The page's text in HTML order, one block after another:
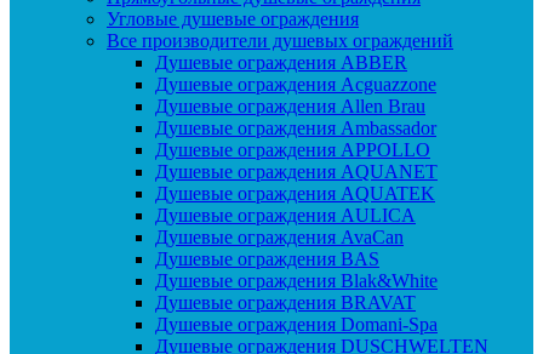
Угловые душевые ограждения
Все производители душевых ограждений
Душевые ограждения ABBER
Душевые ограждения Acguazzone
Душевые ограждения Allen Brau
Душевые ограждения Ambassador
Душевые ограждения APPOLLO
Душевые ограждения AQUANET
Душевые ограждения AQUATEK
Душевые ограждения AULICA
Душевые ограждения AvaCan
Душевые ограждения BAS
Душевые ограждения Blak&White
Душевые ограждения BRAVAT
Душевые ограждения Domani-Spa
Душевые ограждения DUSCHWELTEN